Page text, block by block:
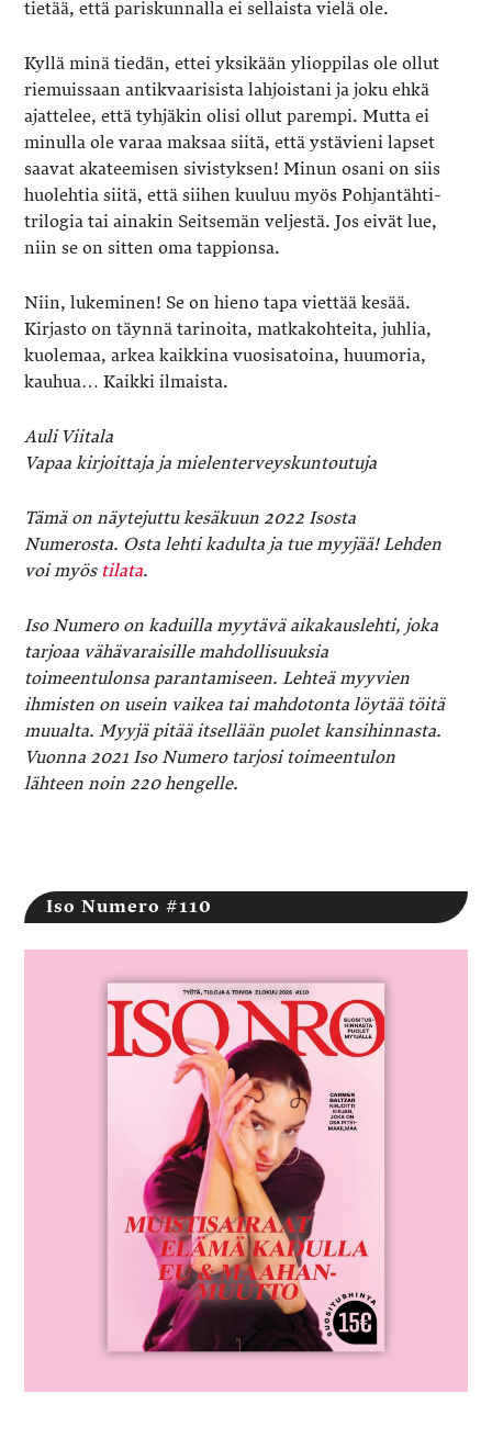
tietää, että pariskunnalla ei sellaista vielä ole.
Kyllä minä tiedän, ettei yksikään ylioppilas ole ollut
riemuissaan antikvaarisista lahjoistani ja joku ehkä
ajattelee, että tyhjäkin olisi ollut parempi. Mutta ei
minulla ole varaa maksaa siitä, että ystävieni lapset
saavat akateemisen sivistyksen! Minun osani on siis
huolehtia siitä, että siihen kuuluu myös Pohjantähti-
trilogia tai ainakin Seitsemän veljestä. Jos eivät lue,
niin se on sitten oma tappionsa.
Niin, lukeminen! Se on hieno tapa viettää kesää.
Kirjasto on täynnä tarinoita, matkakohteita, juhlia,
kuolemaa, arkea kaikkina vuosisatoina, huumoria,
kauhua… Kaikki ilmaista.
Auli Viitala
Vapaa kirjoittaja ja mielenterveyskuntoutuja
Tämä on näytejuttu kesäkuun 2022 Isosta
Numerosta. Osta lehti kadulta ja tue myyjää! Lehden
voi myös tilata.
Iso Numero on kaduilla myytävä aikakauslehti, joka
tarjoaa vähävaraisille mahdollisuuksia
toimeentulonsa parantamiseen. Lehteä myyvien
ihmisten on usein vaikea tai mahdotonta löytää töitä
muualta. Myyjä pitää itsellään puolet kansihinnasta.
Vuonna 2021 Iso Numero tarjosi toimeentulon
lähteen noin 220 hengelle.
Iso Numero #110